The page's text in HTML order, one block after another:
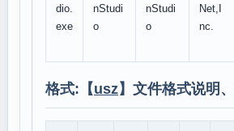
dio.
exe
nStudi
o
nStudi
o
Net,I
nc.
格式:【usz】文件格式说明